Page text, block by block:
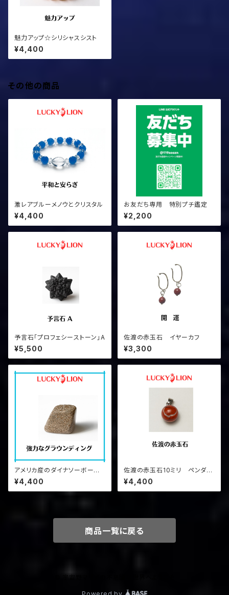
魅力アップ☆シリシャスシスト
¥4,400
その他の商品
激レアブルーメノウとクリスタル
¥4,400
お友だち専用 特別プチ鑑定
¥2,200
予言石「プロフェシーストーン」A
¥5,500
佐渡の赤玉石 イヤーカフ
¥3,300
アメリカ産のダイナソーボーン
①証明書つき
¥4,400
佐渡の赤玉石10ミリ ペンダン
トトップ
¥4,400
商品一覧に戻る
© 宇宙野マリアの不思議な世界へようこそ